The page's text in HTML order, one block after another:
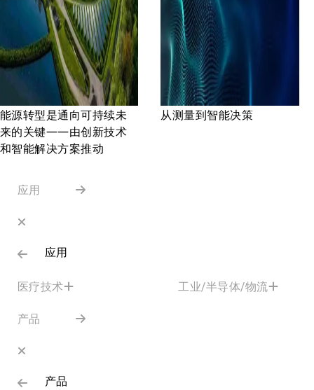
能源转型是通向可持续未
来的关键——由创新技术
和智能解决方案推动
从测量到智能决策
应用
应用
医疗技术 工业/半导体/物流
产品
产品